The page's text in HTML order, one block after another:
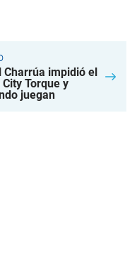
impidió el
Torque y
juegan